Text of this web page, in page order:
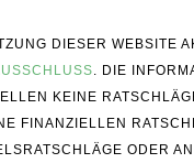
DIESER WEBSITE
. DIE
KEINE
FINANZIELLEN
ODER